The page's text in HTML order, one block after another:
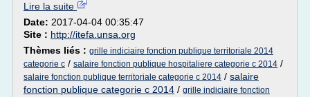
Lire la suite
Date: 2017-04-04 00:35:47
Site : http://itefa.unsa.org
Thèmes liés : grille indiciaire fonction publique territoriale 2014
categorie c / salaire fonction publique hospitaliere categorie c 2014 /
salaire fonction publique territoriale categorie c 2014 / salaire
fonction publique categorie c 2014 / grille indiciaire fonction